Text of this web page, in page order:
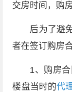
交房时间，购
后为了避
者在签订购房
1、购房
楼盘当时的代